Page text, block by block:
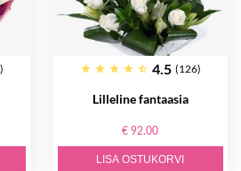
4.5 (126)
Lilleline fantaasia
€ 92.00
LISA OSTUKORVI